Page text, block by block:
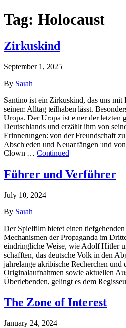
Tag: Holocaust
Zirkuskind
September 1, 2025
By Sarah
Santino ist ein Zirkuskind, das uns mit
seinem Alltag teilhaben lässt.
Uropa. Der Uropa ist einer der letzten
Deutschlands und erzählt ihm von
Erinnerungen: von der Freundschaft
Abschieden und Neuanfängen und
Clown … Continued
Führer und Verführer
July 10, 2024
By Sarah
Der Spielfilm bietet einen
Mechanismen der Propaganda im
eindringliche Weise, wie Adolf Hitler
schafften, das deutsche Volk in den
jahrelange akribische Recherchen und
Originalaufnahmen sowie aktuellen
Überlebenden, gelingt es dem
The Zone of Interest
January 24, 2024